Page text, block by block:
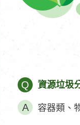
Q 資源垃圾
容器類、